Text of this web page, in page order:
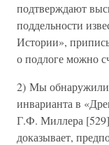
подтверждают
поддельности
Истории»,
о подлоге можно
2) Мы обнаружили
инварианта в
Г.Ф. Миллера
доказывает,